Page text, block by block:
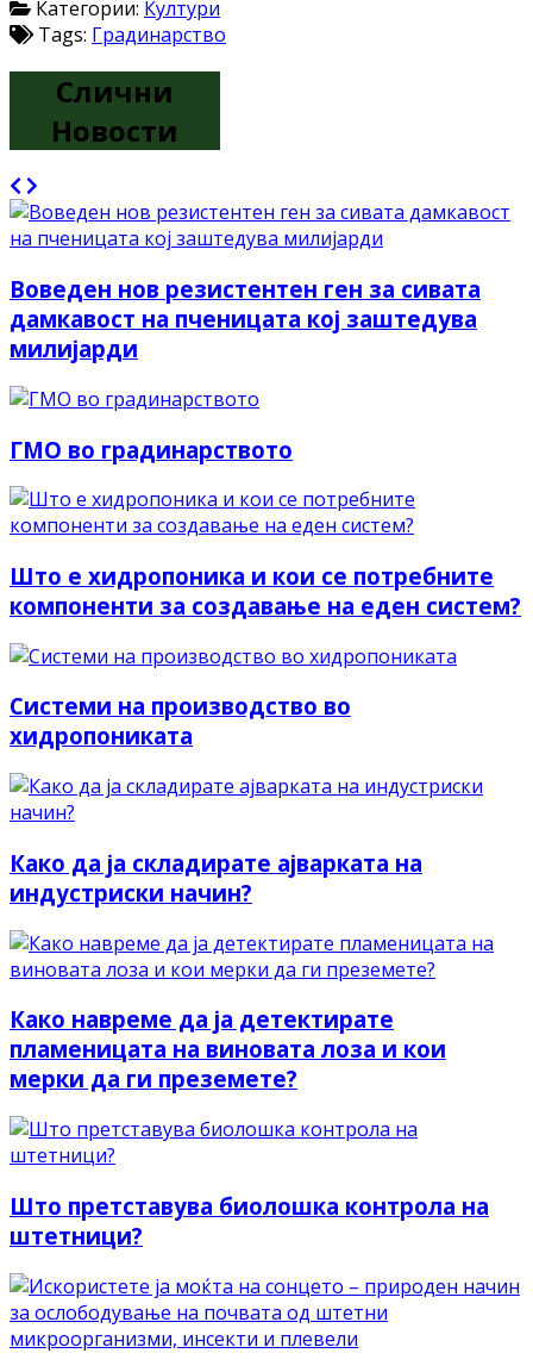
Категории: Култури
Tags: Градинарство
Слични
Новости
Воведен нов резистентен ген за сивата
дамкавост на пченицата кој заштедува
милијарди
ГМО во градинарството
Што е хидропоника и кои се потребните
компоненти за создавање на еден систем?
Системи на производство во
хидропониката
Како да ја складирате ајварката на
индустриски начин?
Како навреме да ја детектирате
пламеницата на виновата лоза и кои
мерки да ги преземете?
Што претставува биолошка контрола на
штетници?